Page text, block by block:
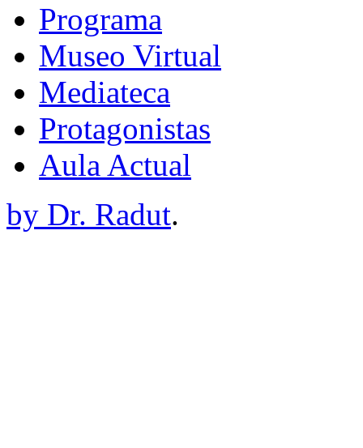
Programa
Museo Virtual
Mediateca
Protagonistas
Aula Actual
by Dr. Radut.